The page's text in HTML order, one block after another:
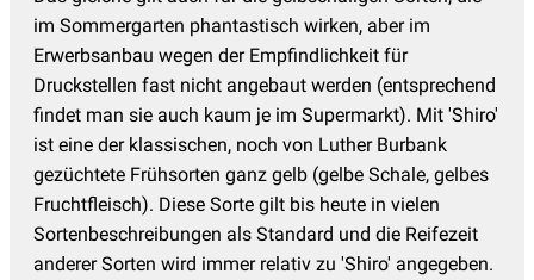
im Sommergarten phantastisch wirken, aber im
Erwerbsanbau wegen der Empfindlichkeit für
Druckstellen fast nicht angebaut werden (entsprechend
findet man sie auch kaum je im Supermarkt). Mit 'Shiro'
ist eine der klassischen, noch von Luther Burbank
gezüchtete Frühsorten ganz gelb (gelbe Schale, gelbes
Fruchtfleisch). Diese Sorte gilt bis heute in vielen
Sortenbeschreibungen als Standard und die Reifezeit
anderer Sorten wird immer relativ zu 'Shiro' angegeben.